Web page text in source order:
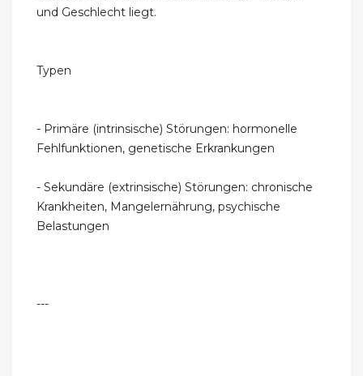
und Geschlecht liegt.
Typen
- Primäre (intrinsische) Störungen: hormonelle
Fehlfunktionen, genetische Erkrankungen
- Sekundäre (extrinsische) Störungen: chronische
Krankheiten, Mangelernährung, psychische
Belastungen
---